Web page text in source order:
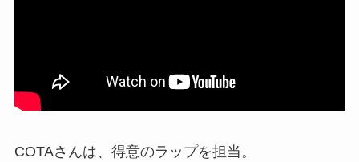
COTAさんは、得意のラップを担当。